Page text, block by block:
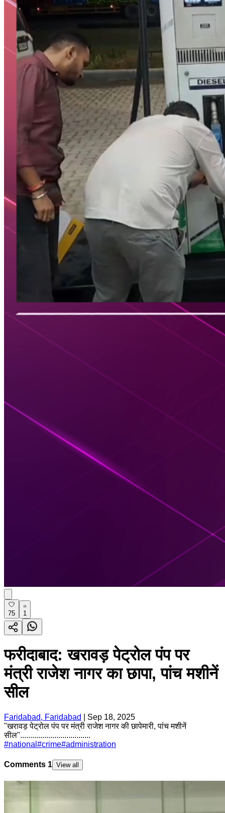
75 1
फरीदाबाद: खरावड़ पेट्रोल पंप पर
मंत्री राजेश नागर का छापा, पांच मशीनें
सील
Faridabad, Faridabad
Sep 18, 2025
"खरावड़ पेट्रोल पंप पर मंत्री राजेश नागर की छापेमारी, पांच मशीनें
सील"...................................
#national #crime#administration
Comments 1 View all